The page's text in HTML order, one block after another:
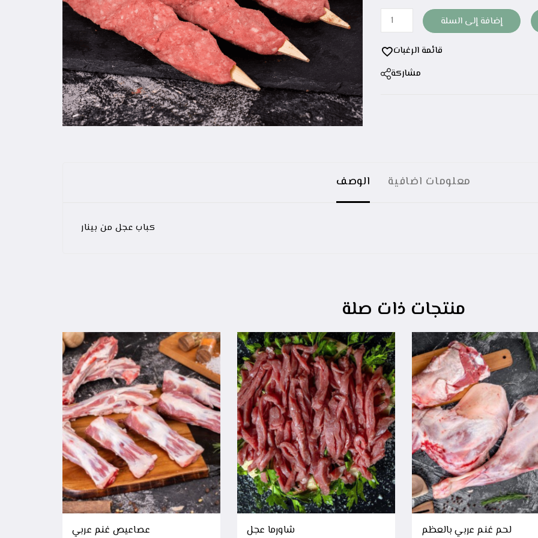
إضافة إلى السلة
قائمة الرغبات
مشاركة
الوصف معلومات اضافية
كباب عجل من بينار
منتجات ذات صلة
عصاعيص غنم عربي شاورما عجل لحم غنم عربي بالعظم